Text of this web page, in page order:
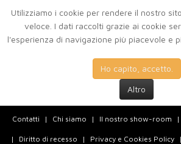
Utilizziamo i cookie per rendere il nostro
veloce. I dati raccolti grazie ai cookie
l'esperienza di navigazione più piacevole e
Ho capito, accetto.
Altro
Contatti Chi siamo Il nostro show-room
Diritto di recesso Privacy e Cookies Policy